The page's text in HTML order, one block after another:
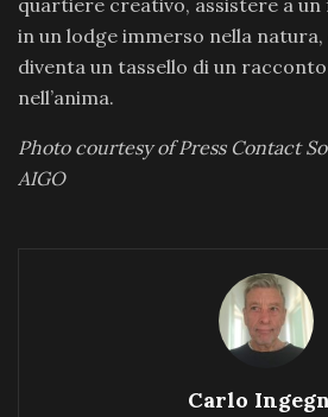
quartiere creativo, assistere a
in un lodge immerso nella
diventa un tassello di un
nell’anima.
Photo courtesy of Press Contact
AIGO
Carlo